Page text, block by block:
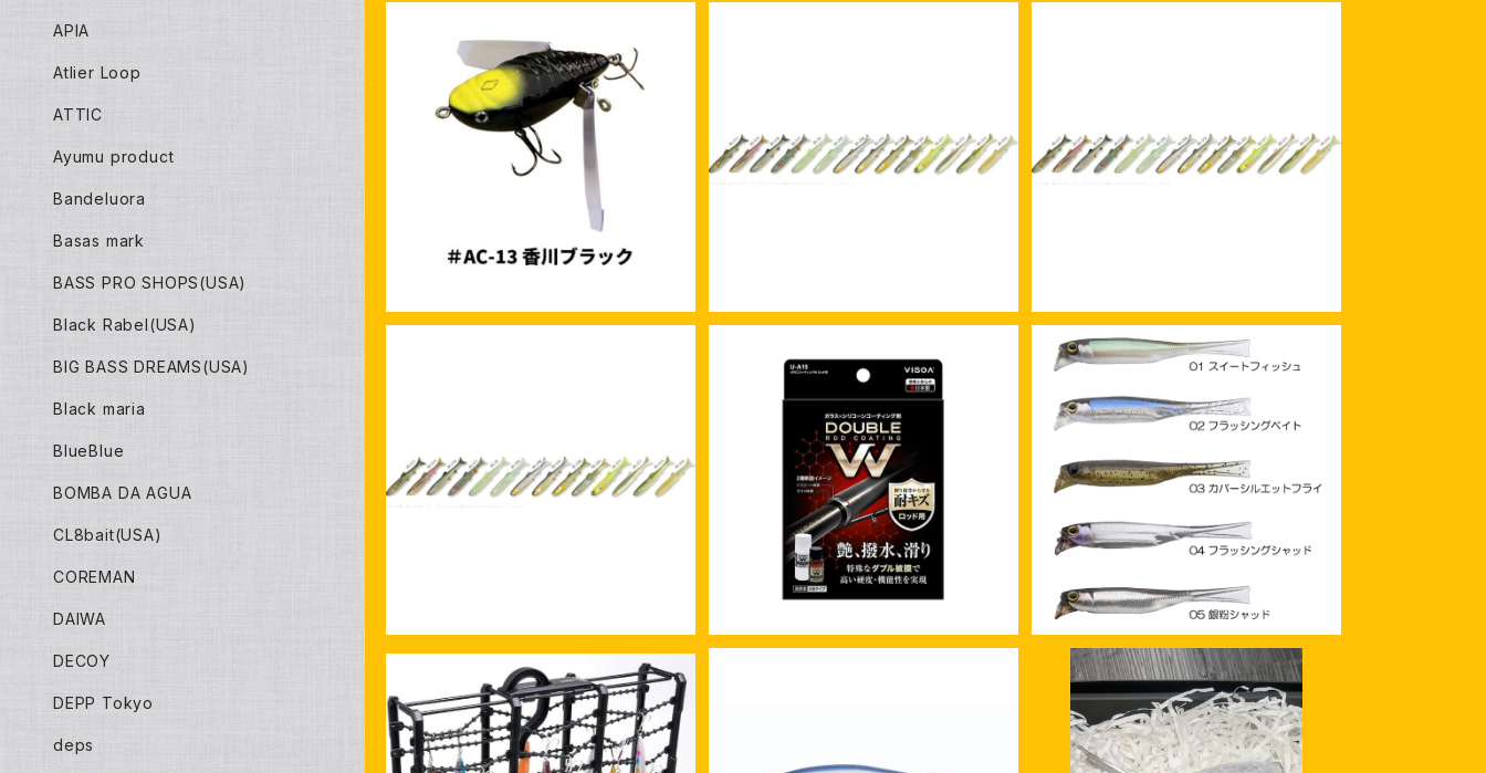
イマカツ アベンタクローラーRS
¥6,600
イマカツ レイジースイマー3.9 3D
Rカラー
イマカツ レイジースイマー3.9 リ
アルカラー
¥1,650
イマカツ レイジースイマー3.9 st
カラー
¥1,320
槌屋ヤック U-A15 ガラスコーティン
グW ロッド用 特殊なダブル被膜で 高
い硬度・機能性を実現 ガラス×シリコ
ーンのW被膜でロッドを守る VISOA
YAC
¥2,980
ジャッカル ドリフトフライ 2.5inc
h エラストマー
¥1,430
SOLD OUT SOLD OUT
APIA
Atlier Loop
ATTIC
Ayumu product
Bandeluora
Basas mark
BASS PRO SHOPS(USA)
Black Rabel(USA)
BIG BASS DREAMS(USA)
Black maria
BlueBlue
BOMBA DA AGUA
CL8bait(USA)
COREMAN
DAIWA
DECOY
DEPP Tokyo
deps